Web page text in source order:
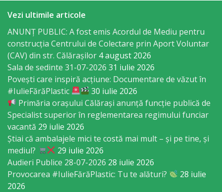
local
Secretarul
Consiliului
Consilieri
Comisii
de
specialitate
Regulamentul
Consiliului
Vezi ultimile articole
ANUNȚ PUBLIC: A fost emis Acordul de Mediu pentru
construcția Centrului de Colectare prin Aport Voluntar
(CAV) din str. Călărașilor 4 august 2026
Sala de sedinte 31-07-2026 31 iulie 2026
Povești care inspiră acțiune: Documentare de văzut în
#IulieFărăPlastic
30 iulie 2026
Primăria orașului Călărași anunță funcție publică de
Specialist superior în reglementarea regimului funciar
vacantă 29 iulie 2026
Știai că ambalajele mici te costă mai mult – și pe tine, și
mediul?
29 iulie 2026
Audieri Publice 28-07-2026 28 iulie 2026
Provocarea #IulieFărăPlastic: Tu te alături?
28 iulie
2026